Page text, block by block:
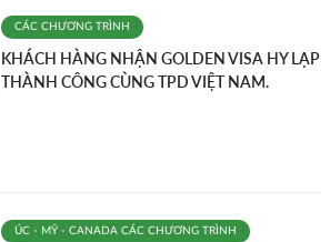
CÁC CHƯƠNG TRÌNH
KHÁCH HÀNG NHẬN GOLDEN VISA HY LẠP
THÀNH CÔNG CÙNG TPD VIỆT NAM.
ÚC - MỸ - CANADA CÁC CHƯƠNG TRÌNH